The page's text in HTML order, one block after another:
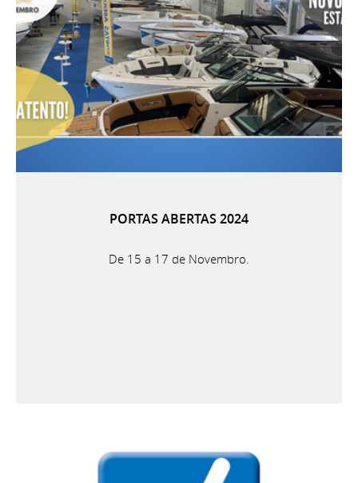
PORTAS ABERTAS 2024
De 15 a 17 de Novembro.